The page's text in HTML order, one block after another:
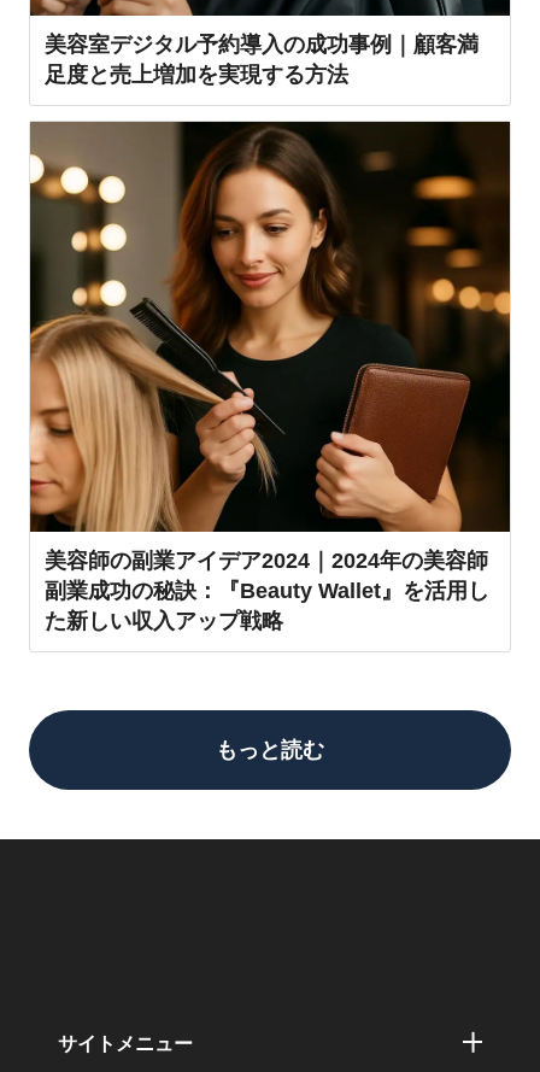
美容室デジタル予約導入の成功事例｜顧客満
足度と売上増加を実現する方法
美容師の副業アイデア2024｜2024年の美容師
副業成功の秘訣：『Beauty Wallet』を活用し
た新しい収入アップ戦略
もっと読む
サイトメニュー